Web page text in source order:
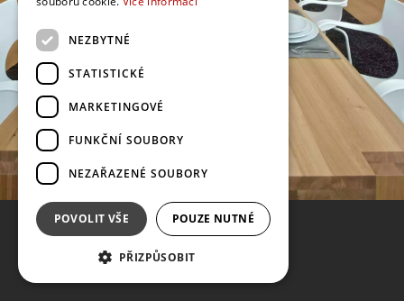
NEZBYTNÉ
STATISTICKÉ
MARKETINGOVÉ
FUNKČNÍ SOUBORY
NEZAŘAZENÉ SOUBORY
POVOLIT VŠE POUZE NUTNÉ
PŘIZPŮSOBIT